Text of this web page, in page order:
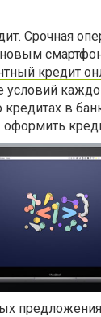
Срочная
кредит
условий
кредитах в
оформить